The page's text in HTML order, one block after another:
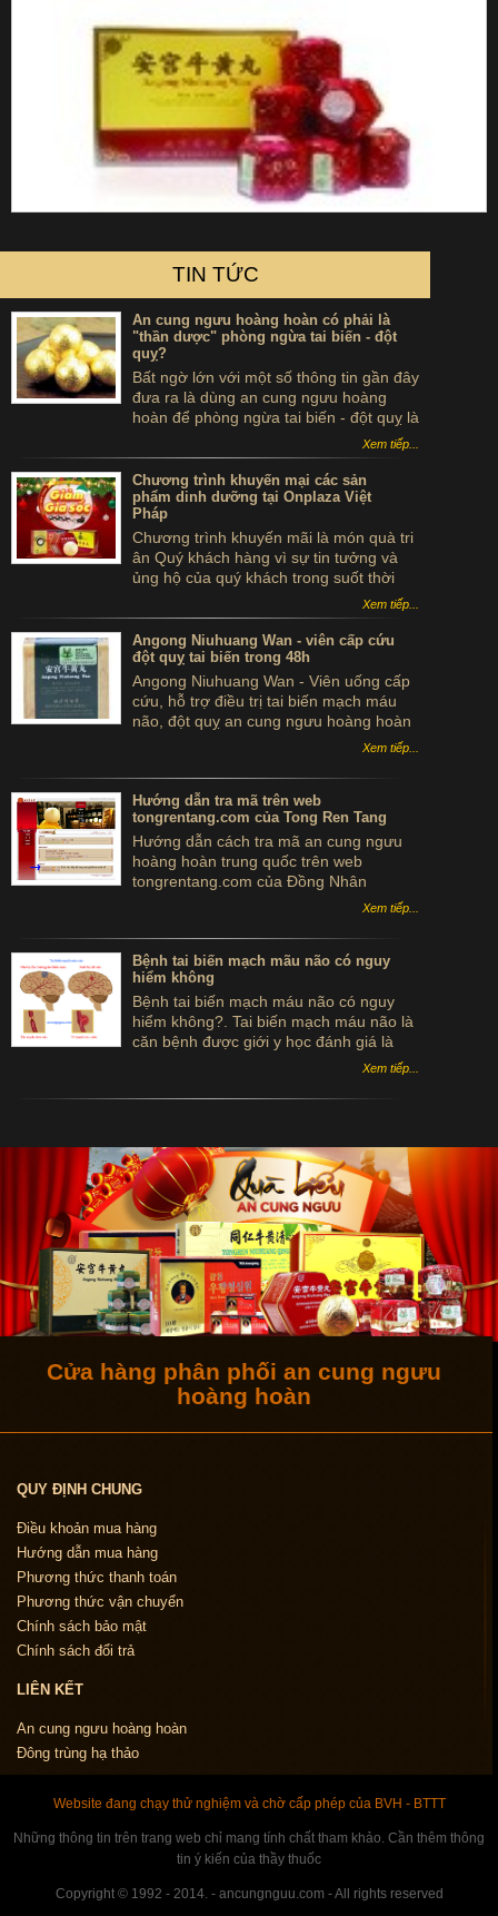
TIN TỨC
An cung ngưu hoàng hoàn có phải là
"thần dược" phòng ngừa tai biến - đột
quỵ?
Bất ngờ lớn với một số thông tin gần đây
đưa ra là dùng an cung ngưu hoàng
hoàn để phòng ngừa tai biến - đột quỵ là
...tự sát. Thực hư sản phẩm này ra sao,
có thể dùng để phòng tai biến - đột quỵ
không?
Xem tiếp...
Chương trình khuyến mại các sản
phẩm dinh dưỡng tại Onplaza Việt
Pháp
Chương trình khuyến mãi là món quà tri
ân Quý khách hàng vì sự tin tưởng và
ủng hộ của quý khách trong suốt thời
Xem tiếp...
Angong Niuhuang Wan - viên cấp cứu
đột quỵ tai biến trong 48h
Angong Niuhuang Wan - Viên uống cấp
cứu, hỗ trợ điều trị tai biến mạch máu
não, đột quỵ an cung ngưu hoàng hoàn
hộp gỗ màu xanh bắc kinh đồng nhân
Xem tiếp...
Hướng dẫn tra mã trên web
tongrentang.com của Tong Ren Tang
Hướng dẫn cách tra mã an cung ngưu
hoàng hoàn trung quốc trên web
tongrentang.com của Đồng Nhân
Đường giúp bạn tra hàng thật giả giúp
Xem tiếp...
Bệnh tai biến mạch mãu não có nguy
hiểm không
Bệnh tai biến mạch máu não có nguy
hiểm không?. Tai biến mạch máu não là
căn bệnh được giới y học đánh giá là
căn bệnh " sát thủ" đối với những người
Xem tiếp...
Cửa hàng phân phối an cung ngưu
hoàng hoàn
QUY ĐỊNH CHUNG
Điều khoản mua hàng
Hướng dẫn mua hàng
Phương thức thanh toán
Phương thức vận chuyển
Chính sách bảo mật
Chính sách đổi trả
LIÊN KẾT
An cung ngưu hoàng hoàn
Đông trùng hạ thảo
Website đang chạy thử nghiệm và chờ cấp phép của BVH - BTTT
Những thông tin trên trang web chỉ mang tính chất tham khảo. Cần thêm thông
tin ý kiến của thầy thuốc
Copyright © 1992 - 2014. - ancungnguu.com - All rights reserved